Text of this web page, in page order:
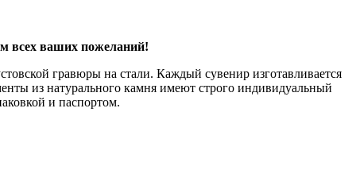
всех ваших пожеланий!
гравюры на стали. Каждый сувенир изготавливается
из натурального камня имеют строго индивидуальный
и паспортом.